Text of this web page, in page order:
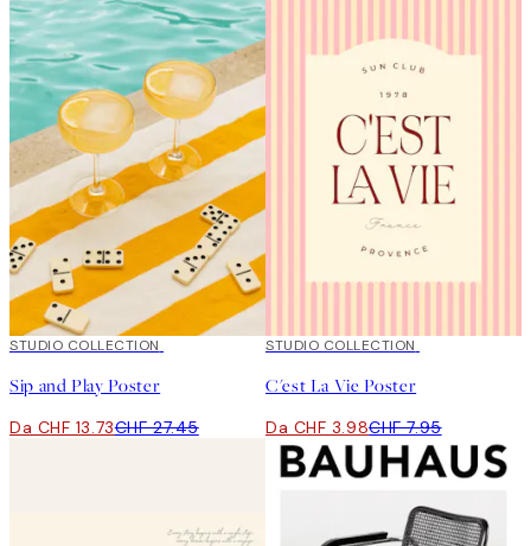
50%*
STUDIO COLLECTION
Sip and Play Poster
Da CHF 13.73CHF 27.45
50%*
STUDIO COLLECTION
C'est La Vie Poster
Da CHF 3.98CHF 7.95